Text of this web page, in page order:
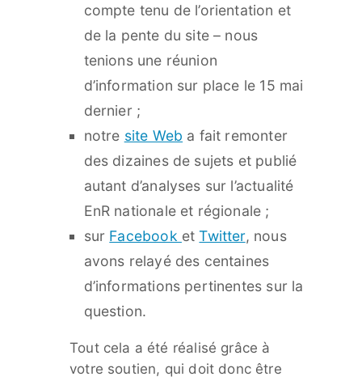
compte tenu de l’orientation et
de la pente du site – nous
tenions une réunion
d’information sur place le 15 mai
dernier ;
notre site Web a fait remonter
des dizaines de sujets et publié
autant d’analyses sur l’actualité
EnR nationale et régionale ;
sur Facebook etTwitter, nous
avons relayé des centaines
d’informations pertinentes sur la
question.
Tout cela a été réalisé grâce à
votre soutien, qui doit donc être